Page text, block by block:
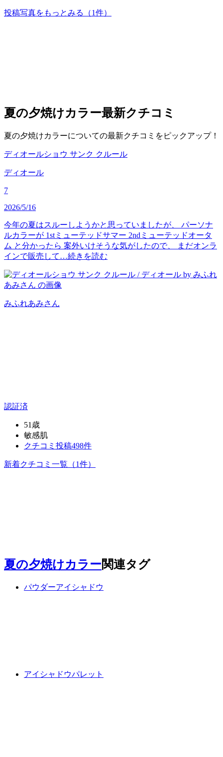
投稿写真をもっとみる （1件）
夏の夕焼けカラー最新クチコミ
夏の夕焼けカラーについての最新クチコミをピックアップ！
ディオールショウ サンク クルール
ディオール
7
2026/5/16
今年の夏はスルーしようかと思っていましたが、 パーソナ
ルカラーが 1stミューテッドサマー 2ndミューテッドオータ
ム と分かったら 案外いけそうな気がしたので、 まだオンラ
インで販売して…続きを読む
みふれあみさん
認証済
51歳
敏感肌
クチコミ投稿498件
新着クチコミ一覧 （1件）
夏の夕焼けカラー関連タグ
パウダーアイシャドウ
アイシャドウパレット